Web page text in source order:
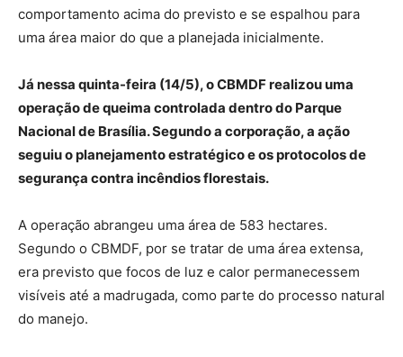
comportamento acima do previsto e se espalhou para
uma área maior do que a planejada inicialmente.
Já nessa quinta-feira (14/5), o CBMDF realizou uma
operação de queima controlada dentro do Parque
Nacional de Brasília. Segundo a corporação, a ação
seguiu o planejamento estratégico e os protocolos de
segurança contra incêndios florestais.
A operação abrangeu uma área de 583 hectares.
Segundo o CBMDF, por se tratar de uma área extensa,
era previsto que focos de luz e calor permanecessem
visíveis até a madrugada, como parte do processo natural
do manejo.